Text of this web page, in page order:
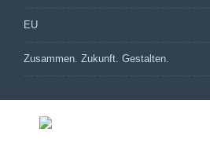
EU
Zusammen. Zukunft. Gestalten.